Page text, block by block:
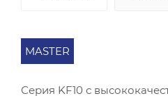
MASTER
Серия KF10 с